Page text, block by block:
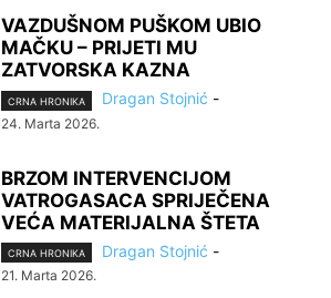
VAZDUŠNOM PUŠKOM UBIO
MAČKU – PRIJETI MU
ZATVORSKA KAZNA
CRNA HRONIKA Dragan Stojnić -
24. Marta 2026.
BRZOM INTERVENCIJOM
VATROGASACA SPRIJEČENA
VEĆA MATERIJALNA ŠTETA
CRNA HRONIKA Dragan Stojnić -
21. Marta 2026.